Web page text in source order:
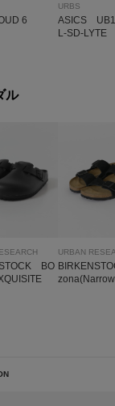
6
URBS
ASICS
L-SD-LYTE
ル
BO
URBAN